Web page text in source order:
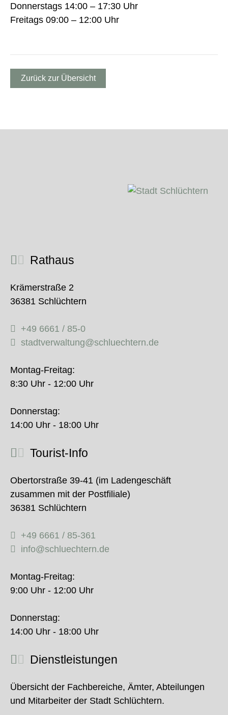
Donnerstags 14:00 – 17:30 Uhr
Freitags 09:00 – 12:00 Uhr
Zurück zur Übersicht
Rathaus
Krämerstraße 2
36381 Schlüchtern
+49 6661 / 85-0
stadtverwaltung@schluechtern.de
Montag-Freitag:
8:30 Uhr - 12:00 Uhr
Donnerstag:
14:00 Uhr - 18:00 Uhr
Tourist-Info
Obertorstraße 39-41 (im Ladengeschäft
zusammen mit der Postfiliale)
36381 Schlüchtern
+49 6661 / 85-361
info@schluechtern.de
Montag-Freitag:
9:00 Uhr - 12:00 Uhr
Donnerstag:
14:00 Uhr - 18:00 Uhr
Dienstleistungen
Übersicht der Fachbereiche, Ämter, Abteilungen
und Mitarbeiter der Stadt Schlüchtern.